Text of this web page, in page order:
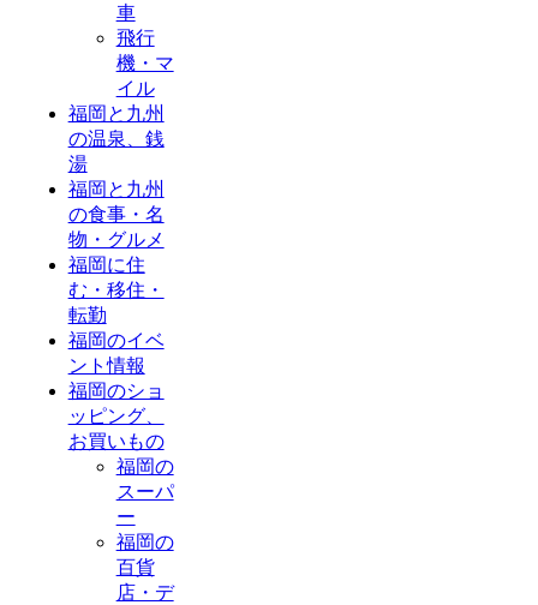
車
飛行
機・マ
イル
福岡と九州
の温泉、銭
湯
福岡と九州
の食事・名
物・グルメ
福岡に住
む・移住・
転勤
福岡のイベ
ント情報
福岡のショ
ッピング、
お買いもの
福岡の
スーパ
ー
福岡の
百貨
店・デ